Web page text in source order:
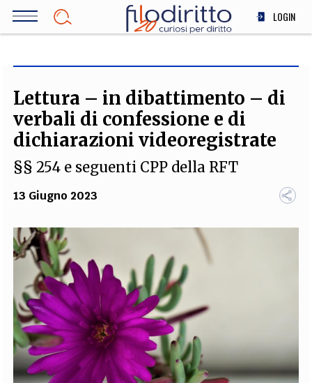
Salta
LOGIN
SOCIETÀ
MEDICINA
SCIENZA
INNOVAZIONE
TEAM
FILODIRITTO REDAZIONE COMITATO SCIENTIFICO
FOTOGRAFI
PARTNER COLLABORA CON NOI
EXTRA
CODICI RUBRICHE LIBRI PROCEEDINGS PUBBLICITÀ CONTATTI
Lettura – in dibattimento – di
verbali di confessione e di
dichiarazioni videoregistrate
§§ 254 e seguenti CPP della RFT
13 Giugno 2023